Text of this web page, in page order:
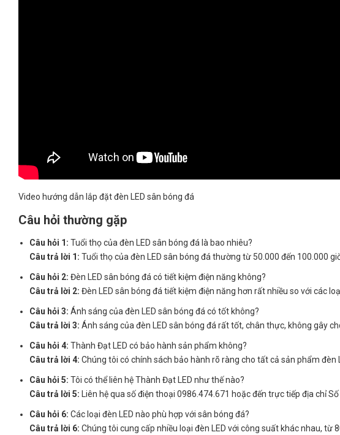
Video hướng dẫn lắp đặt đèn LED sân bóng đá
Câu hỏi thường gặp
Câu hỏi 1: Tuổi thọ của đèn LED sân bóng đá là bao nhiêu?
Câu trả lời 1: Tuổi thọ của đèn LED sân bóng đá thường từ 50.000 đến 100.000
Câu hỏi 2: Đèn LED sân bóng đá có tiết kiệm điện năng không?
Câu trả lời 2: Đèn LED sân bóng đá tiết kiệm điện năng hơn rất nhiều so với các
Câu hỏi 3: Ánh sáng của đèn LED sân bóng đá có tốt không?
Câu trả lời 3: Ánh sáng của đèn LED sân bóng đá rất tốt, chân thực, không gây
Câu hỏi 4: Thành Đạt LED có bảo hành sản phẩm không?
Câu trả lời 4: Chúng tôi có chính sách bảo hành rõ ràng cho tất cả sản phẩm đèn
Câu hỏi 5: Tôi có thể liên hệ Thành Đạt LED như thế nào?
Câu trả lời 5: Liên hệ qua số điện thoại 0986.474.671 hoặc đến trực tiếp địa chỉ
Câu hỏi 6: Các loại đèn LED nào phù hợp với sân bóng đá?
Câu trả lời 6: Chúng tôi cung cấp nhiều loại đèn LED với công suất khác nhau, từ